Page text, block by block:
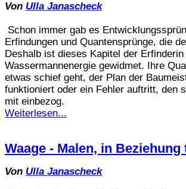
Von Ulla Janascheck
Schon immer gab es
Erfindungen und Quantensprünge, die
Deshalb ist dieses Kapitel der
Wassermannenergie gewidmet. Ihre
etwas schief geht, der Plan der
funktioniert oder ein Fehler auftritt, den
mit einbezog.
Weiterlesen...
Waage - Malen, in Beziehung
Von Ulla Janascheck